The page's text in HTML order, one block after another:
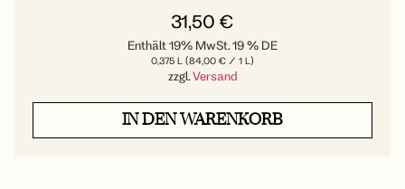
31,50 €
Enthält 19% MwSt. 19 % DE
0,375 L (84,00 € / 1 L)
zzgl.Versand
IN DEN WARENKORB